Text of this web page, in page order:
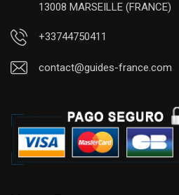
13008 MARSEILLE (FRANCE)
+33744750411
contact@guides-france.com